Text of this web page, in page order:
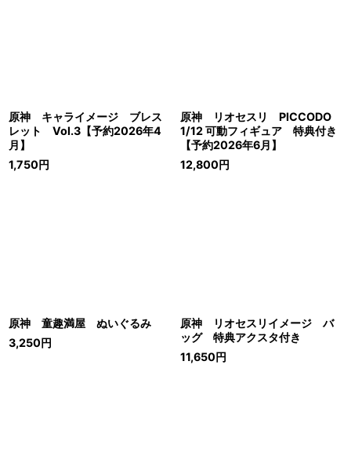
原神 キャライメージ ブレス
レット Vol.3【予約2026年4
月】
1,750円
原神 リオセスリ PICCODO
1/12 可動フィギュア 特典付き
【予約2026年6月】
12,800円
原神 童趣満屋 ぬいぐるみ
3,250円
原神 リオセスリイメージ バ
ッグ 特典アクスタ付き
11,650円